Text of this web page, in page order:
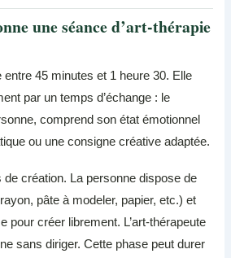
une séance d’art-thérapie
45 minutes et 1 heure 30. Elle
par un temps d’échange : le
comprend son état émotionnel
ou une consigne créative adaptée.
création. La personne dispose de
pâte à modeler, papier, etc.) et
pour créer librement. L’art-thérapeute
sans diriger. Cette phase peut durer